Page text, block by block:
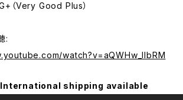
（Very Good Plus）
:
watch?v=aQWHw_IlbRM
International shipping available